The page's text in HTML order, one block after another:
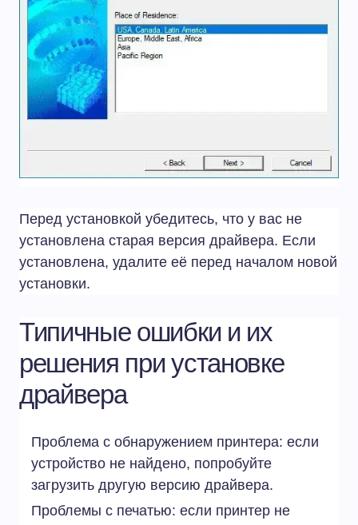
Перед установкой убедитесь, что у вас не
установлена старая версия драйвера. Если
установлена, удалите её перед началом новой
установки.
Типичные ошибки и их
решения при установке
драйвера
Проблема с обнаружением принтера: если
устройство не найдено, попробуйте
загрузить другую версию драйвера.
Проблемы с печатью: если принтер не